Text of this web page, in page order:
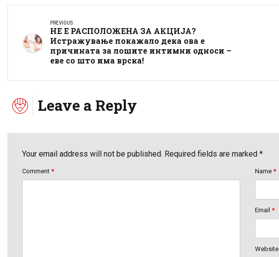
PREVIOUS
НЕ Е РАСПОЛОЖЕНА ЗА АКЦИЈА?
Истражување покажало дека ова е
причината за лошите интимни односи –
еве со што има врска!
Leave a Reply
Your email address will not be published. Required fields are marked *
Comment * Name *
Email *
Website